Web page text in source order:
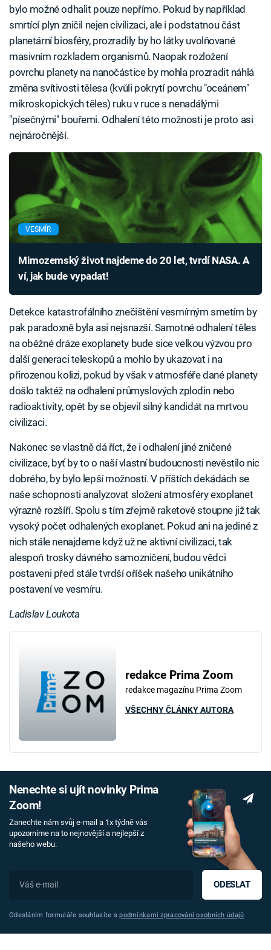
bylo možné odhalit pouze nepřímo. Pokud by například
smrtící plyn zničil nejen civilizaci, ale i podstatnou část
planetární biosféry, prozradily by ho látky uvolňované
masivním rozkladem organismů. Naopak rozložení
povrchu planety na nanočástice by mohla prozradit náhlá
změna svítivosti tělesa (kvůli pokrytí povrchu "oceánem"
mikroskopických těles) ruku v ruce s nenadálými
"písečnými" bouřemi. Odhalení této možnosti je proto asi
nejnáročnější.
VESMÍR
Mimozemský život najdeme do 20 let, tvrdí NASA. A
ví, jak bude vypadat!
Detekce katastrofálního znečištění vesmírným smetím by
pak paradoxně byla asi nejsnazší. Samotné odhalení těles
na oběžné dráze exoplanety bude sice velkou výzvou pro
další generaci teleskopů a mohlo by ukazovat i na
přirozenou kolizi, pokud by však v atmosféře dané planety
došlo taktéž na odhalení průmyslových zplodin nebo
radioaktivity, opět by se objevil silný kandidát na mrtvou
civilizaci.
Nakonec se vlastně dá říct, že i odhalení jiné zničené
civilizace, byť by to o naší vlastní budoucnosti nevěstilo nic
dobrého, by bylo lepší možností. V příštích dekádách se
naše schopnosti analyzovat složení atmosféry exoplanet
výrazně rozšíří. Spolu s tím zřejmě raketově stoupne již tak
vysoký počet odhalených exoplanet. Pokud ani na jediné z
nich stále nenajdeme když už ne aktivní civilizaci, tak
alespoň trosky dávného samozničení, budou vědci
postaveni před stále tvrdší oříšek našeho unikátního
postavení ve vesmíru.
Ladislav Loukota
redakce Prima Zoom
redakce magazínu Prima Zoom
VŠECHNY ČLÁNKY AUTORA
Nenechte si ujít novinky Prima
Zoom!
Zanechte nám svůj e-mail a 1x týdně vás
upozorníme na to nejnovější a nejlepší z
našeho webu.
ODESLAT
Odesláním formuláře souhlasíte spodmínkami zpracování osobních údajů